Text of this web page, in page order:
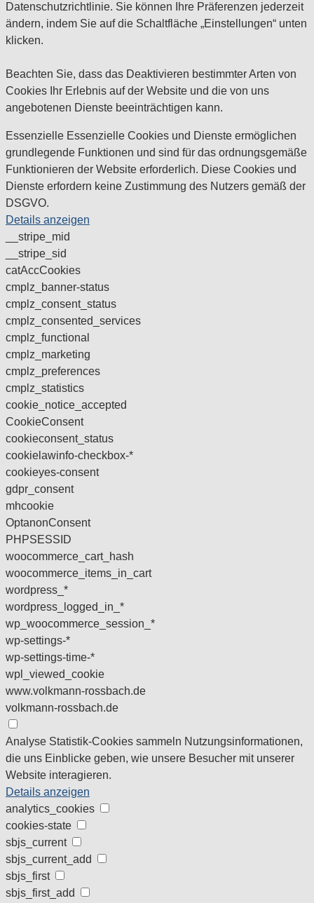
Datenschutzrichtlinie. Sie können Ihre Präferenzen jederzeit
ändern, indem Sie auf die Schaltfläche „Einstellungen“ unten
klicken.
Beachten Sie, dass das Deaktivieren bestimmter Arten von
Cookies Ihr Erlebnis auf der Website und die von uns
angebotenen Dienste beeinträchtigen kann.
Essenzielle Essenzielle Cookies und Dienste ermöglichen
grundlegende Funktionen und sind für das ordnungsgemäße
Funktionieren der Website erforderlich. Diese Cookies und
Dienste erfordern keine Zustimmung des Nutzers gemäß der
DSGVO.
Details anzeigen
__stripe_mid
__stripe_sid
catAccCookies
cmplz_banner-status
cmplz_consent_status
cmplz_consented_services
cmplz_functional
cmplz_marketing
cmplz_preferences
cmplz_statistics
cookie_notice_accepted
CookieConsent
cookieconsent_status
cookielawinfo-checkbox-*
cookieyes-consent
gdpr_consent
mhcookie
OptanonConsent
PHPSESSID
woocommerce_cart_hash
woocommerce_items_in_cart
wordpress_*
wordpress_logged_in_*
wp_woocommerce_session_*
wp-settings-*
wp-settings-time-*
wpl_viewed_cookie
www.volkmann-rossbach.de
volkmann-rossbach.de
Analyse Statistik-Cookies sammeln Nutzungsinformationen,
die uns Einblicke geben, wie unsere Besucher mit unserer
Website interagieren.
Details anzeigen
analytics_cookies
cookies-state
sbjs_current
sbjs_current_add
sbjs_first
sbjs_first_add